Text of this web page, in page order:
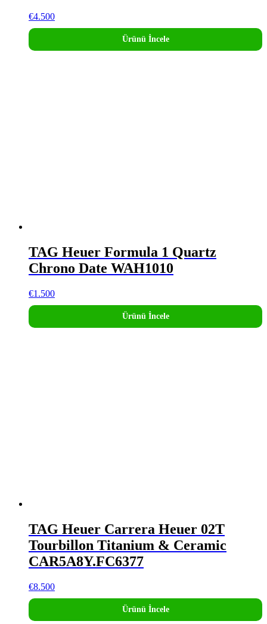
€4.500
Ürünü İncele
TAG Heuer Formula 1 Quartz
Chrono Date WAH1010
€1.500
Ürünü İncele
TAG Heuer Carrera Heuer 02T
Tourbillon Titanium & Ceramic
CAR5A8Y.FC6377
€8.500
Ürünü İncele